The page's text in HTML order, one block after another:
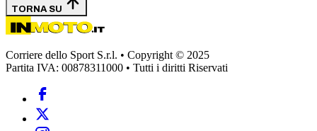
TORNA SU
Corriere dello Sport S.r.l. • Copyright © 2025
Partita IVA: 00878311000 • Tutti i diritti Riservati